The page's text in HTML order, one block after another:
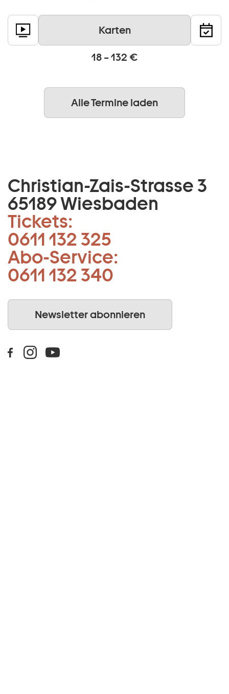
Karten
18 – 132 €
Alle Termine laden
Christian-Zais-Strasse 3
65189 Wiesbaden
Tickets:
0611 132 325
Abo-Service:
0611 132 340
Newsletter abonnieren